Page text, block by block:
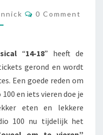
Comments
0 Comment
“14-18” heeft de
gerond en wordt
Een goede reden om
en iets vieren doe je
eten en lekkere
100 nu tijdelijk het